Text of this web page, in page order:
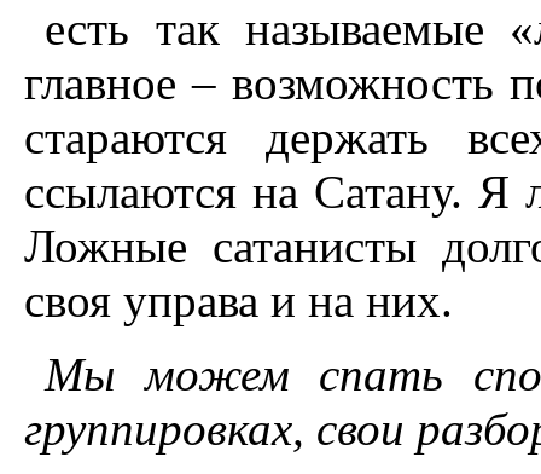
есть так называемые
главное – возможность
стараются держать
ссылаются на Сатану. Я
Ложные сатанисты
своя управа и на них.
Мы можем спать
группировках, свои